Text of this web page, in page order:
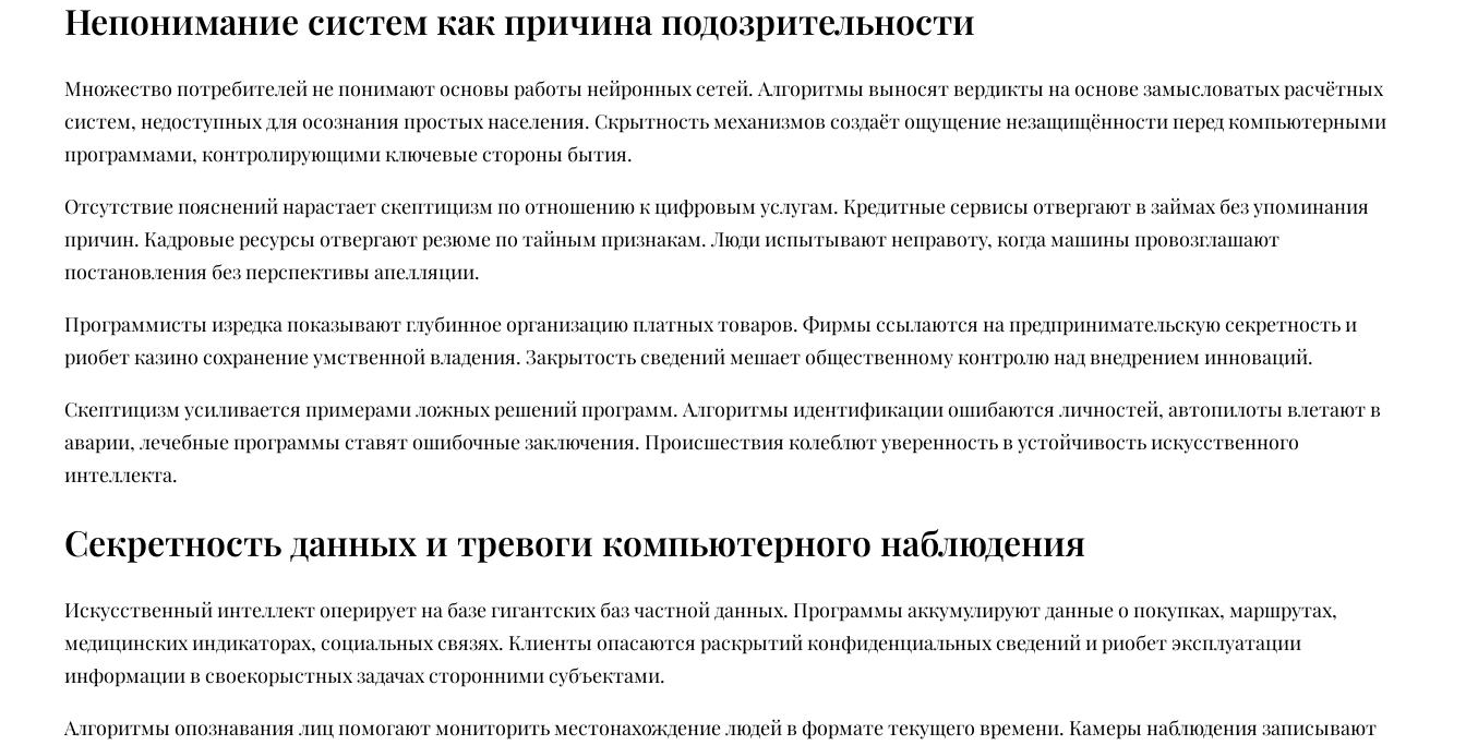
Непонимание систем как причина подозрительности
Множество потребителей не понимают основы работы нейронных сетей. Алгоритмы выносят вердикты на основе замысловатых расчётных
систем, недоступных для осознания простых населения. Скрытность механизмов создаёт ощущение незащищённости перед компьютерными
программами, контролирующими ключевые стороны бытия.
Отсутствие пояснений нарастает скептицизм по отношению к цифровым услугам. Кредитные сервисы отвергают в займах без упоминания
причин. Кадровые ресурсы отвергают резюме по тайным признакам. Люди испытывают неправоту, когда машины провозглашают
постановления без перспективы апелляции.
Программисты изредка показывают глубинное организацию платных товаров. Фирмы ссылаются на предпринимательскую секретность и
риобет казино сохранение умственной владения. Закрытость сведений мешает общественному контролю над внедрением инноваций.
Скептицизм усиливается примерами ложных решений программ. Алгоритмы идентификации ошибаются личностей, автопилоты влетают в
аварии, лечебные программы ставят ошибочные заключения. Происшествия колеблют уверенность в устойчивость искусственного
интеллекта.
Секретность данных и тревоги компьютерного наблюдения
Искусственный интеллект оперирует на базе гигантских баз частной данных. Программы аккумулируют данные о покупках, маршрутах,
медицинских индикаторах, социальных связях. Клиенты опасаются раскрытий конфиденциальных сведений и риобет эксплуатации
информации в своекорыстных задачах сторонними субъектами.
Алгоритмы опознавания лиц помогают мониторить местонахождение людей в формате текущего времени. Камеры наблюдения записывают